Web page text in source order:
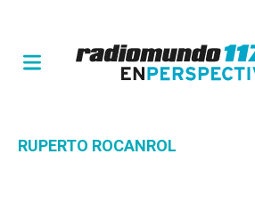
RUPERTO ROCANROL